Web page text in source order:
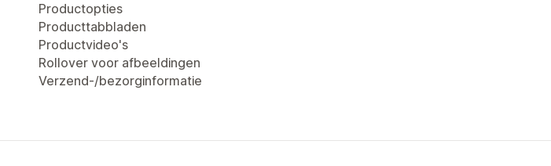
Productopties
Producttabbladen
Productvideo's
Rollover voor afbeeldingen
Verzend-/bezorginformatie